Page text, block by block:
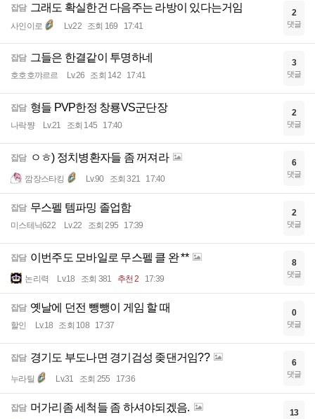
잡담 그래도 확실한건 다음주는 라방이 있다는거임
사인이로 Lv.22 조회 169 17:41
2
댓글
잡담 그들은 한결같이 투명하네
호호호꺄르르 Lv.26 조회 142 17:41
3
댓글
잡담 형들 PVP한정 창룡VS군단장
나락쨩 Lv.21 조회 145 17:40
2
댓글
잡담 ㅇㅎ) 정치병환자들 좀 꺼져라
깜장스타킹 Lv.90 조회 321 17:40
6
댓글
잡담 무스펠 템파밍 졸업함
미스테닉622 Lv.22 조회 295 17:39
2
댓글
잡담 이번주도 모바일로 무스펠 클 완 **
논리력 Lv.18 조회 381 추천 2 17:39
8
댓글
잡담 옛날에 던전 뺑뺑이 게임 할 때
할인 Lv.18 조회 108 17:37
0
댓글
잡담 경기도 부도나면 경기검성 좆댄거임??
누라틸 Lv.31 조회 255 17:36
6
댓글
잡담 머가리좀 세척들 좀 하셔야되겠음. 13